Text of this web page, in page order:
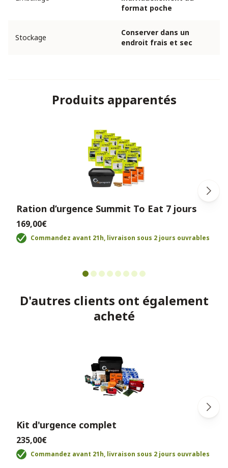
format poche
Stockage
Conserver dans un
endroit frais et sec
Produits apparentés
Ration d’urgence Summit To Eat 7 jours
169,00€
Commandez avant 21h, livraison sous 2 jours ouvrables
D'autres clients ont également
acheté
Kit d'urgence complet
235,00€
Commandez avant 21h, livraison sous 2 jours ouvrables